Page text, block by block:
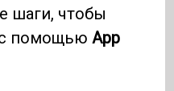
шаги, чтобы
помощью App